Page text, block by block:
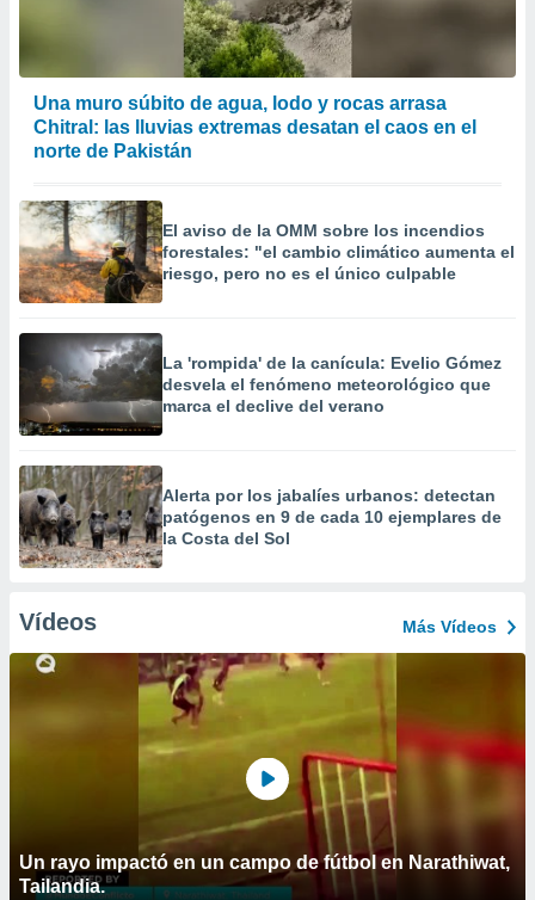
Una muro súbito de agua, lodo y rocas arrasa
Chitral: las lluvias extremas desatan el caos en el
norte de Pakistán
El aviso de la OMM sobre los incendios
forestales: "el cambio climático aumenta el
riesgo, pero no es el único culpable
La 'rompida' de la canícula: Evelio Gómez
desvela el fenómeno meteorológico que
marca el declive del verano
Alerta por los jabalíes urbanos: detectan
patógenos en 9 de cada 10 ejemplares de
la Costa del Sol
Vídeos Más Vídeos
Un rayo impactó en un campo de fútbol en Narathiwat,
Tailandia.